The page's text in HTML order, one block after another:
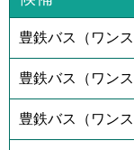
豊鉄バス（ワン
豊鉄バス（ワン
豊鉄バス（ワン